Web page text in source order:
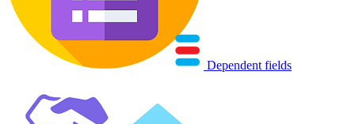
Dependent fields